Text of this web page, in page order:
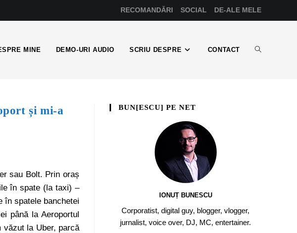
RECOMANDĂRI SOCIAL DE-ALE MELE
MINE DEMO-URI AUDIO SCRIU DESPRE CONTACT
și mi-a
sau Bolt. Prin oraș
în spate (la taxi) –
în spatele banchetei
până la Aeroportul
văzut la Uber, parcă
BUN[ESCU] PE NET
IONUȚ BUNESCU
Corporatist, digital guy, blogger, vlogger,
jurnalist, voice over, DJ, MC, entertainer.